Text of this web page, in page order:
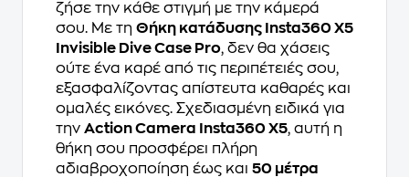
ζήσε την κάθε στιγμή με την κάμερά
σου. Με τη Θήκη κατάδυσης Insta360 X5
Invisible Dive Case Pro, δεν θα χάσεις
ούτε ένα καρέ από τις περιπέτειές σου,
εξασφαλίζοντας απίστευτα καθαρές και
ομαλές εικόνες. Σχεδιασμένη ειδικά για
την Action Camera Insta360 X5, αυτή η
θήκη σου προσφέρει πλήρη
αδιαβροχοποίηση έως και 50 μέτρα